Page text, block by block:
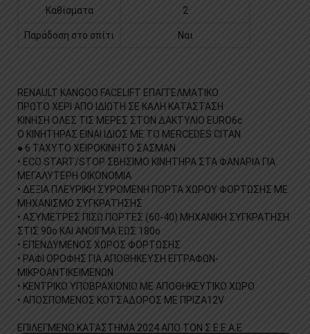
Καθίσματα 2
Παράδοση στο σπίτι Ναι
RENAULT KANGOO FACELIFT ΕΠΑΓΓΕΛΜΑΤΙΚΟ
ΠΡΩΤΟ ΧΕΡΙ ΑΠΟ ΙΔΙΩΤΗ ΣΕ ΚΑΛΗ ΚΑΤΑΣΤΑΣΗ
ΚΙΝΗΣΗ ΟΛΕΣ ΤΙΣ ΜΕΡΕΣ ΣΤΟΝ ΔΑΚΤΥΛΙΟ EURO6c
Ο ΚΙΝΗΤΗΡΑΣ ΕΙΝΑΙ ΙΔΙΟΣ ΜΕ ΤΟ MERCEDES CITAN
● 6 ΤΑΧΥΤΟ ΧΕΙΡΟΚΙΝΗΤΟ ΣΑΣΜΑΝ
• ECO START/STOP ΣΒΗΣΙΜΟ ΚΙΝΗΤΗΡΑ ΣΤΑ ΦΑΝΑΡΙΑ ΓΙΑ
ΜΕΓΑΛΥΤΕΡΗ ΟΙΚΟΝΟΜΙΑ
• ΔΕΞΙΑ ΠΛΕΥΡΙΚΗ ΣΥΡΟΜΕΝΗ ΠΟΡΤΑ ΧΩΡΟΥ ΦΟΡΤΩΣΗΣ ΜΕ
ΜΗΧΑΝΙΣΜΟ ΣΥΓΚΡΑΤΗΣΗΣ
• ΑΣΥΜΕΤΡΕΣ ΠΙΣΩ ΠΟΡΤΕΣ (60-40) ΜΗΧΑΝΙΚΗ ΣΥΓΚΡΑΤΗΣΗ
ΣΤΙΣ 90ο ΚΑΙ ΑΝΟΙΓΜΑ ΕΩΣ 180ο
• ΕΠΕΝΔΥΜΕΝΟΣ ΧΩΡΟΣ ΦΟΡΤΩΣΗΣ
• ΡΑΦΙ ΟΡΟΦΗΣ ΓΙΑ ΑΠΟΘΗΚΕΥΣΗ ΕΓΓΡΑΦΩΝ-
ΜΙΚΡΟΑΝΤΙΚΕΙΜΕΝΩΝ
• ΚΕΝΤΡΙΚΟ ΥΠΟΒΡΑΧΙΟΝΙΟ ΜΕ ΑΠΟΘΗΚΕΥΤΙΚΟ ΧΩΡΟ
• ΑΠΟΣΠΟΜΕΝΟΣ ΚΟΤΣΑΔΟΡΟΣ ΜΕ ΠΡΙΖΑ12V
ΕΠΙΛΕΓΜΕΝΟ ΚΑΤΑΣΤΗΜΑ 2024 ΑΠΟ ΤΟΝ Σ.Ε.Ε.Α.Ε